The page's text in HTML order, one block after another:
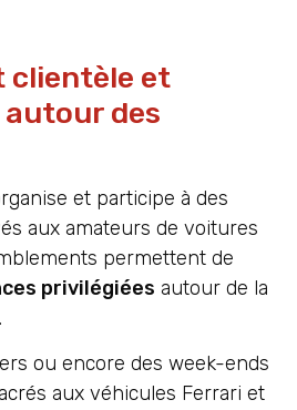
clientèle et
des
et participe à des
aux amateurs de voitures
permettent de
privilégiées autour de la
ou encore des week-ends
aux véhicules Ferrari et